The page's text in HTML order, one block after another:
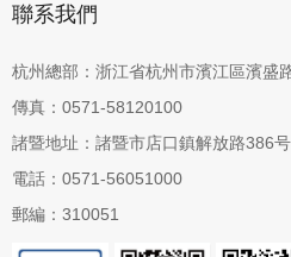
聯系我們
杭州總部：浙江省杭州市濱江區濱盛
傳真：0571-58120100
諸暨地址：諸暨市店口鎮解放路386号
電話：0571-56051000
郵編：310051